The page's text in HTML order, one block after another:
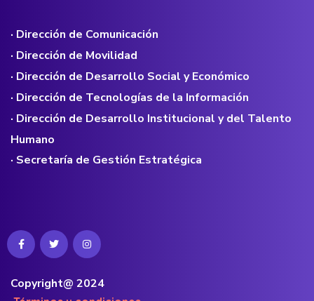
· Dirección de Comunicación
· Dirección de Movilidad
· Dirección de Desarrollo Social y Económico
· Dirección de Tecnologías de la Información
· Dirección de Desarrollo Institucional y del Talento
Humano
· Secretaría de Gestión Estratégica
Copyright@ 2024